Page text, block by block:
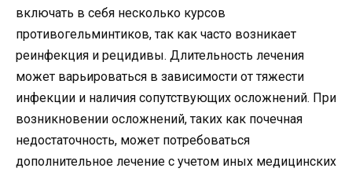
включать в себя несколько курсов
противогельминтиков, так как часто возникает
реинфекция и рецидивы. Длительность лечения
может варьироваться в зависимости от тяжести
инфекции и наличия сопутствующих осложнений. При
возникновении осложнений, таких как почечная
недостаточность, может потребоваться
дополнительное лечение с учетом иных медицинских